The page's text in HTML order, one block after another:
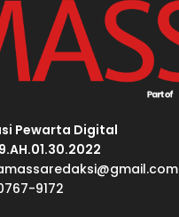
Pewarta Digital
9172